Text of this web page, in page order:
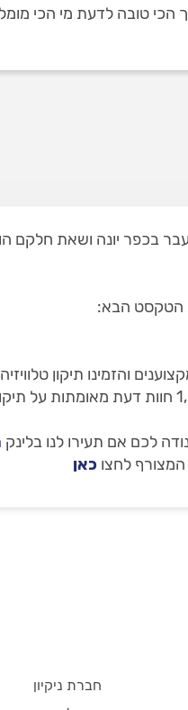
טובה לדעת מי הכי
יונה, מתוך 10 טכנאי טלוויזיה שהצגנו
הטקסט הבא:
והזמינו תיקון
לכם אם תעירו לנו בלינק
המצורף לחצו כאן
חברת ניקיון